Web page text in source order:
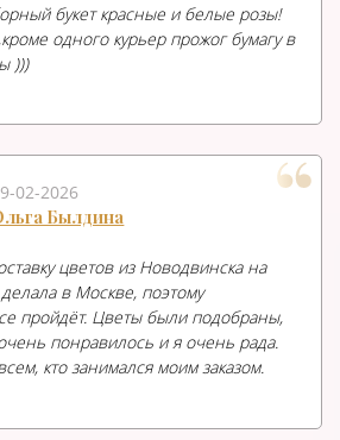
букет красные и белые розы!
одного курьер прожог бумагу в
)))
02-2026
Былдина
цветов из Новодвинска на
делала в Москве, поэтому
пройдёт. Цветы были подобраны,
понравилось и я очень рада.
кто занимался моим заказом.